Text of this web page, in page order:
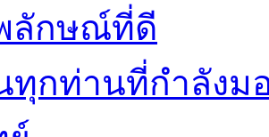
ลักษณ์ที่ดี
ทุกท่านที่กำลังม